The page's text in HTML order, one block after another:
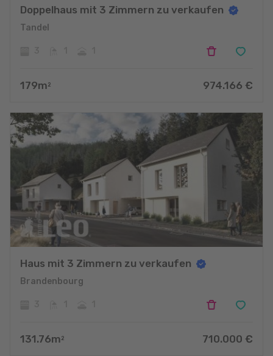
Doppelhaus mit 3 Zimmern zu verkaufen
Tandel
179m 2 974.166 €
Haus mit 3 Zimmern zu verkaufen
Brandenbourg
131.76m 2 710.000 €